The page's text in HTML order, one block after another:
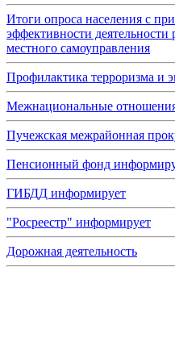
Итоги опроса населения с
эффективности деятельности
местного самоуправления
Профилактика терроризма и
Межнациональные
Пучежская межрайонная
Пенсионный фонд
ГИБДД информирует
"Росреестр" информирует
Дорожная деятельность